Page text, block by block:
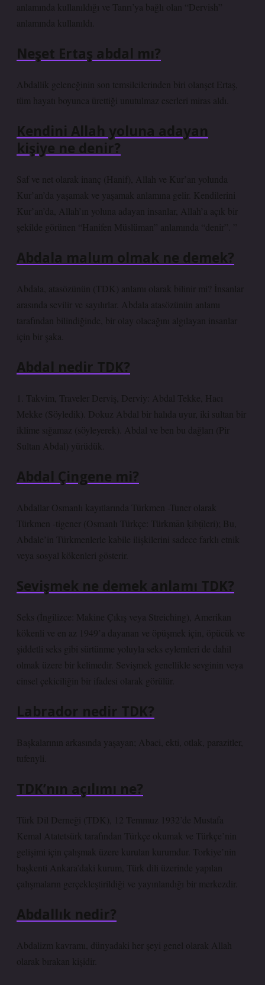
anlamında kullanıldığı ve Tanrı’ya bağlı olan “Dervish”
anlamında kullanıldı.
Neşet Ertaş abdal mı?
Abdallik geleneğinin son temsilcilerinden biri olanşet Ertaş,
tüm hayatı boyunca ürettiği unutulmaz eserleri miras aldı.
Kendini Allah yoluna adayan
kişiye ne denir?
Saf ve net olarak inanç (Hanif), Allah ve Kur’an yolunda
Kur’an’da yaşamak ve yaşamak anlamına gelir. Kendilerini
Kur’an’da, Allah’ın yoluna adayan insanlar, Allah’a açık bir
şekilde görünen “Hanifen Müslüman” anlamında “denir”. ”
Abdala malum olmak ne demek?
Abdala, atasözünün (TDK) anlamı olarak bilinir mi? İnsanlar
arasında sevilir ve sayılırlar. Abdala atasözünün anlamı
tarafından bilindiğinde, bir olay olacağını algılayan insanlar
için bir şaka.
Abdal nedir TDK?
1. Takvim, Traveler Derviş, Derviy: Abdal Tekke, Hacı
Mekke (Söyledik). Dokuz Abdal bir halıda uyur, iki sultan bir
iklime sığamaz (söyleyerek). Abdal ve ben bu dağları (Pir
Sultan Abdal) yürüdük.
Abdal Çingene mi?
Abdallar Osmanlı kayıtlarında Türkmen -Tuner olarak
Türkmen -tigener (Osmanlı Türkçe: Türkmān ḳibṭīleri); Bu,
Abdale’in Türkmenlerle kabile ilişkilerini sadece farklı etnik
veya sosyal kökenleri gösterir.
Sevişmek ne demek anlamı TDK?
Seks (İngilizce: Makine Çıkış veya Streiching), Amerikan
kökenli ve en az 1949’a dayanan ve öpüşmek için, öpücük ve
şiddetli seks gibi sürtünme yoluyla seks eylemleri de dahil
olmak üzere bir kelimedir. Sevişmek genellikle sevginin veya
cinsel çekiciliğin bir ifadesi olarak görülür.
Labrador nedir TDK?
Başkalarının arkasında yaşayan; Abaci, ekti, otlak, parazitler,
tufenyli.
TDK’nın açılımı ne?
Türk Dil Derneği (TDK), 12 Temmuz 1932’de Mustafa
Kemal Atatetsürk tarafından Türkçe okumak ve Türkçe’nin
gelişimi için çalışmak üzere kurulan kurumdur. Torkiye’nin
başkenti Ankara’daki kurum, Türk dili üzerinde yapılan
çalışmaların gerçekleştirildiği ve yayınlandığı bir merkezdir.
Abdallık nedir?
Abdalizm kavramı, dünyadaki her şeyi genel olarak Allah
olarak bırakan kişidir.